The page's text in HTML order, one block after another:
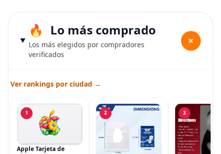
Lo más comprado
Los más elegidos por compradores
verificados
+
Ver rankings por ciudad →
1
Apple Tarjeta de
2 3